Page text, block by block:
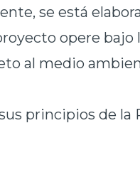
se está
opere bajo
al medio
principios de la